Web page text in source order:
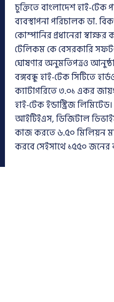
চুক্তিতে বাংলাদেশ হাই-টেক
ব্যবস্থাপনা পরিচালক ডা.
কোম্পানির প্রধানেরা
টেলিকম কে বেসরকারি
ঘোষণার অনুমতিপত্রও
বঙ্গবন্ধু হাই-টেক সিটিতে
ক্যাটাগরিতে ৩.০১ একর
হাই-টেক ইন্ডাস্ট্রিজ
আইটিইএস, ডিজিটাল
কাজ করতে ৬.৫০ মিলিয়ন
করবে সেইসাথে ১৫৫০ জনের